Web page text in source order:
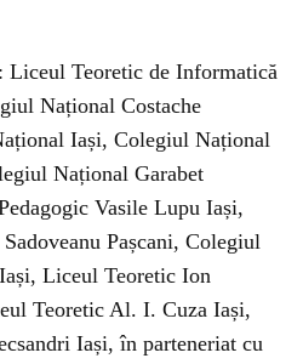
Teoretic de Informatică
Național Costache
Iași, Colegiul Național
Național Garabet
Vasile Lupu Iași,
Pașcani, Colegiul
Liceul Teoretic Ion
Teoretic Al. I. Cuza Iași,
Iași, în parteneriat cu